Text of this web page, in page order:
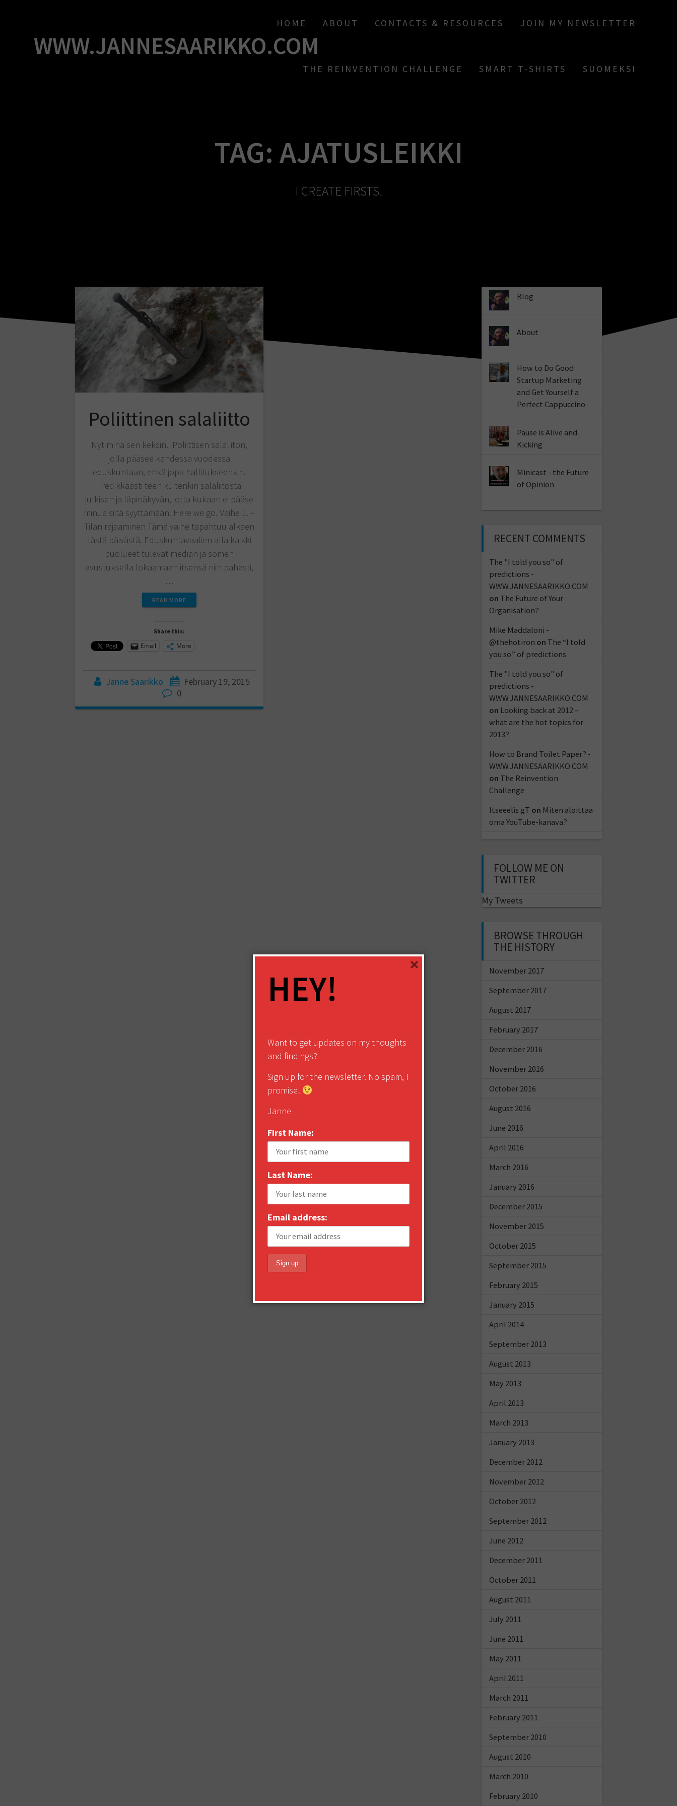
WWW.JANNESAARIKKO.COM
HOME ABOUT CONTACTS & RESOURCES JOIN MY NEWSLETTER
THE REINVENTION CHALLENGE SMART T-SHIRTS SUOMEKSI
TAG: AJATUSLEIKKI
I CREATE FIRSTS.
Poliittinen salaliitto
Nyt minä sen keksin. Poliittisen salaliiton,
jolla pääsee kahdessa vuodessa
eduskuntaan, ehkä jopa hallitukseenkin.
Tredikkäästi teen kuitenkin salaliitosta
julkisen ja läpinäkyvän, jotta kukaan ei pääse
minua siitä syyttämään. Here we go. Vaihe 1. –
Tilan rajaaminen Tämä vaihe tapahtuu alkaen
tästä päivästä. Eduskuntavaalien alla kaikki
puolueet tulevat median ja somen
avustuksella lokaamaan itsensä niin pahasti,
…
READ MORE
Share this:
Email More
Janne Saarikko
February 19, 2015
0
Blog
About
How to Do Good
Startup Marketing
and Get Yourself a
Perfect Cappuccino
Pause is Alive and
Kicking
Minicast - the Future
of Opinion
RECENT COMMENTS
The "I told you so" of
predictions -
WWW.JANNESAARIKKO.COM
on The Future of Your
Organisation?
Mike Maddaloni -
@thehotiron on The “I told
you so” of predictions
The "I told you so" of
predictions -
WWW.JANNESAARIKKO.COM
on Looking back at 2012 –
what are the hot topics for
2013?
How to Brand Toilet Paper? -
WWW.JANNESAARIKKO.COM
on The Reinvention
Challenge
Itseeelis gT on Miten aloittaa
oma YouTube-kanava?
FOLLOW ME ON
TWITTER
My Tweets
BROWSE THROUGH
THE HISTORY
November 2017
September 2017
August 2017
February 2017
December 2016
November 2016
October 2016
August 2016
June 2016
April 2016
March 2016
January 2016
December 2015
November 2015
October 2015
September 2015
February 2015
January 2015
April 2014
September 2013
August 2013
May 2013
April 2013
March 2013
January 2013
December 2012
November 2012
October 2012
September 2012
June 2012
December 2011
October 2011
August 2011
July 2011
June 2011
May 2011
April 2011
March 2011
February 2011
September 2010
August 2010
March 2010
February 2010
HEY!
Want to get updates on my thoughts
and findings?
Sign up for the newsletter. No spam, I
promise!
Janne
First Name:
Last Name:
Email address:
×